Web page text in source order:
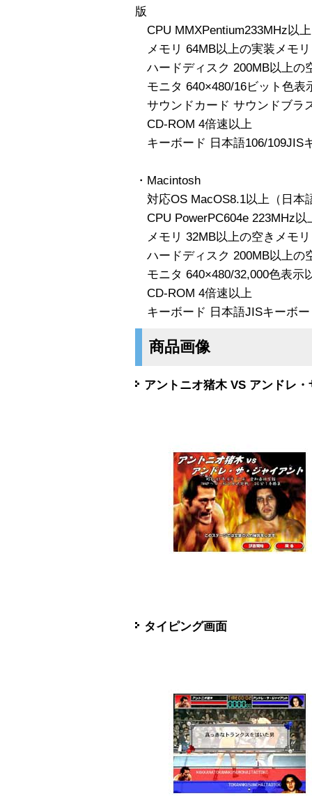
版
CPU MMXPentium233MHz以上
メモリ 64MB以上の実装メモリ
ハードディスク 200MB以上の
モニタ 640×480/16ビット色表
サウンドカード サウンドブラ
CD-ROM 4倍速以上
キーボード 日本語106/109JIS
・Macintosh
対応OS MacOS8.1以上（日本
CPU PowerPC604e 223MHz以
メモリ 32MB以上の空きメモリ
ハードディスク 200MB以上の
モニタ 640×480/32,000色表示
CD-ROM 4倍速以上
キーボード 日本語JISキーボー
商品画像
アントニオ猪木 VS アンドレ
タイピング画面